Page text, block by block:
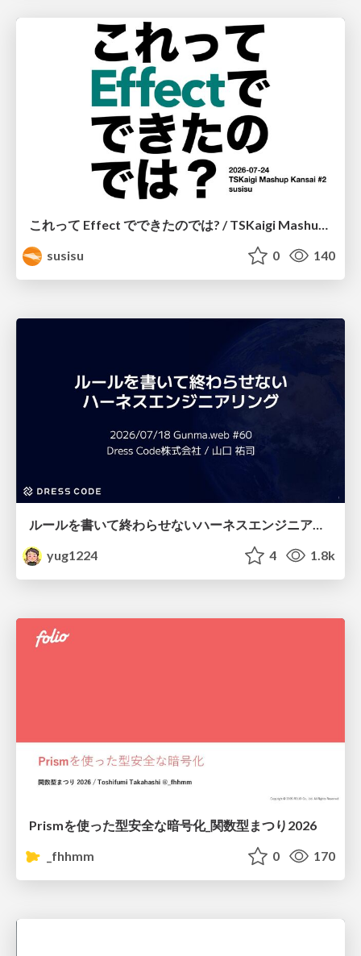
これって Effect でできたのでは? / TSKaigi Mashup Kansai #2
susisu
0 140
ルールを書いて終わらせないハーネスエンジニアリング
yug1224
4 1.8k
Prismを使った型安全な暗号化_関数型まつり2026
_fhhmm
0 170